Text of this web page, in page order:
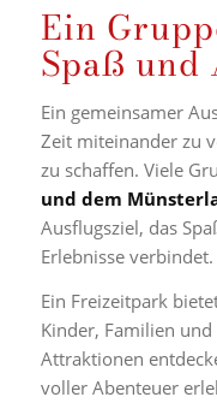
Ein
Spaß und
Ein gemeinsamer
Zeit miteinander zu
zu schaffen. Viele
und dem
Ausflugsziel, das
Erlebnisse verbindet.
Ein Freizeitpark
Kinder, Familien
Attraktionen
voller Abenteuer